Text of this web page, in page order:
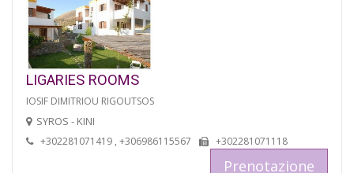
LIGARIES ROOMS
IOSIF DIMITRIOU RIGOUTSOS
SYROS - KINI
+302281071419 , +306986115567 +302281071118
Prenotazione